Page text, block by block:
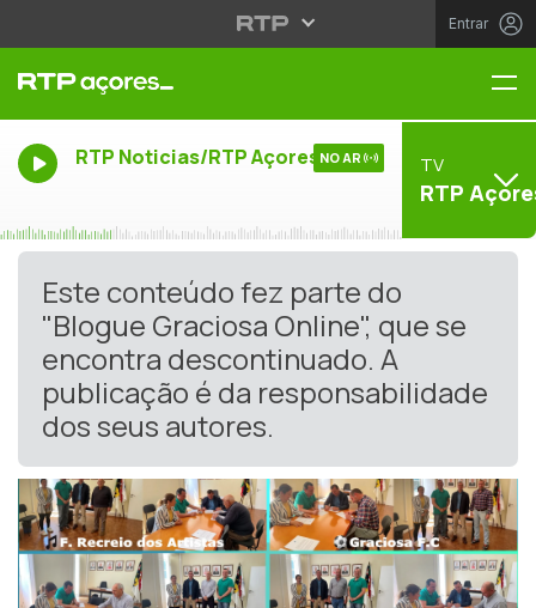
Entrar
RTP Noticias/RTP Açores NO AR TV
RTP
Este conteúdo fez parte do
"Blogue Graciosa Online", que se
encontra descontinuado. A
publicação é da responsabilidade
dos seus autores.